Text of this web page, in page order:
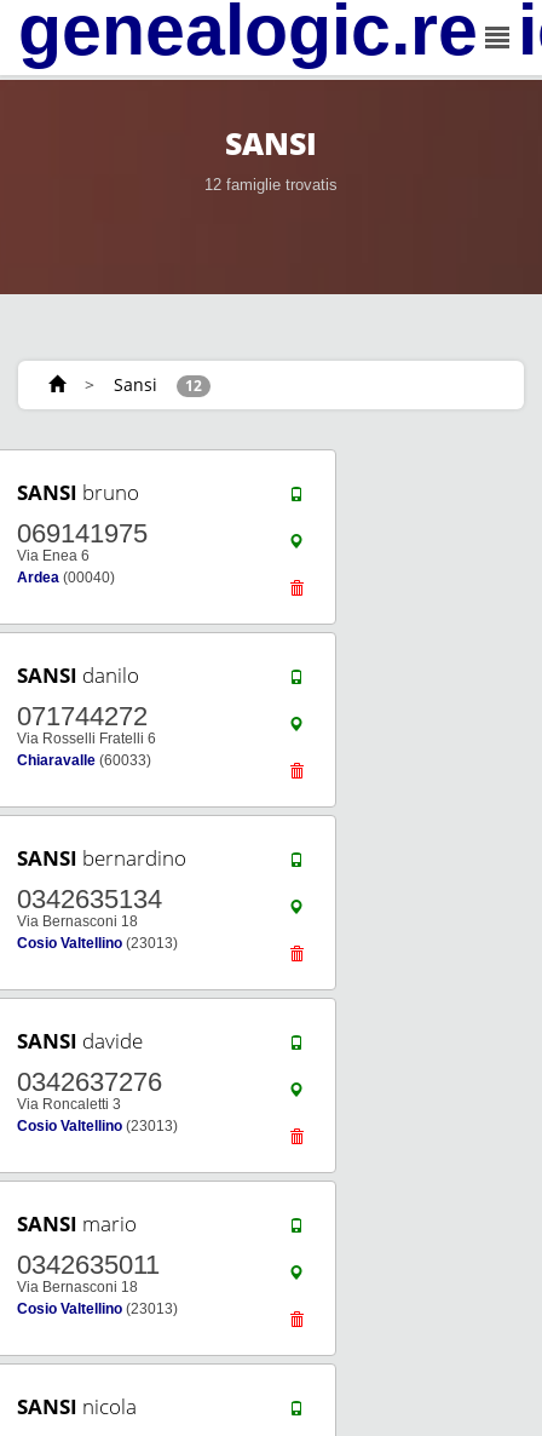
SANSI
12 famiglie trovatis
> Sansi 12
SANSI bruno
069141975
Via Enea 6
Ardea (00040)
SANSI danilo
071744272
Via Rosselli Fratelli 6
Chiaravalle (60033)
SANSI bernardino
0342635134
Via Bernasconi 18
Cosio Valtellino (23013)
SANSI davide
0342637276
Via Roncaletti 3
Cosio Valtellino (23013)
SANSI mario
0342635011
Via Bernasconi 18
Cosio Valtellino (23013)
SANSI nicola